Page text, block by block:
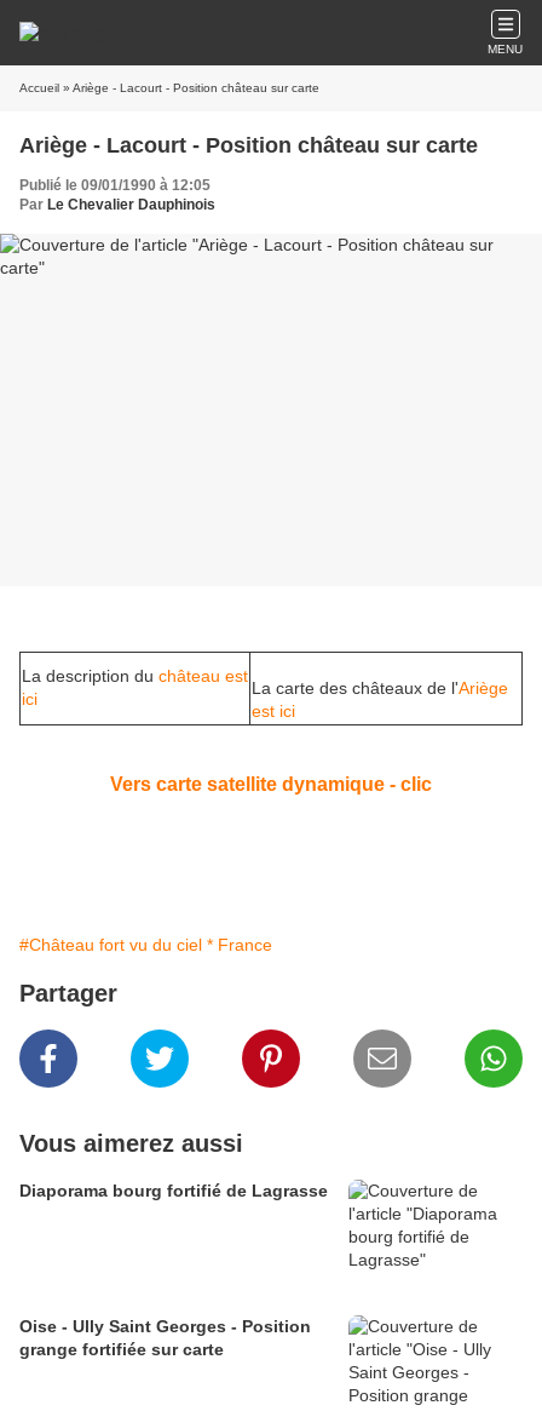
MENU
Accueil » Ariège - Lacourt - Position château sur carte
Ariège - Lacourt - Position château sur carte
Publié le 09/01/1990 à 12:05
Par Le Chevalier Dauphinois
La description du château est
ici
La carte des châteaux de l'Ariège
est ici
Vers carte satellite dynamique - clic
#Château fort vu du ciel * France
Partager
Vous aimerez aussi
Diaporama bourg fortifié de Lagrasse
Oise - Ully Saint Georges - Position
grange fortifiée sur carte